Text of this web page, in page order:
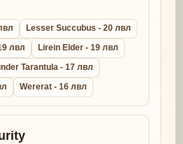
Lesser Succubus - 20 лвл
лвл
Lirein Elder - 19 лвл
Tarantula - 17 лвл
Wererat - 16 лвл